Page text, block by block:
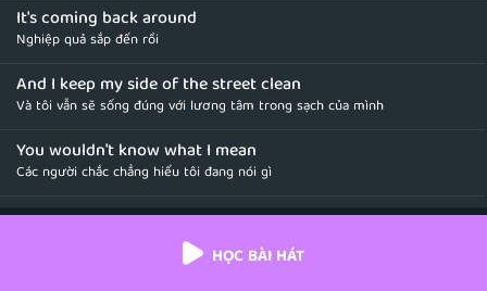
It's coming back around
Nghiệp quả sắp đến rồi
And I keep my side of the street clean
Và tôi vẫn sẽ sống đúng với lương tâm trong sạch của mình
You wouldn't know what I mean
Các người chắc chẳng hiểu tôi đang nói gì
'Cause karma is my boyfriend
Vì nghiệp báo chính là bạn trai tôi
HỌC BÀI HÁT